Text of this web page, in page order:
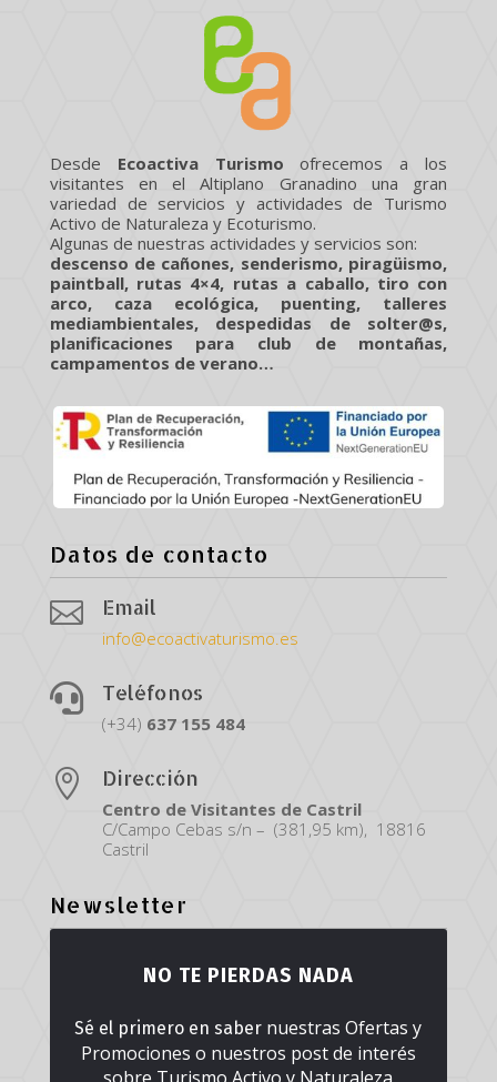
Desde Ecoactiva Turismo
ofrecemos a los
visitantes en el Altiplano Granadino una gran
variedad de servicios y actividades de Turismo
Activo de Naturaleza y Ecoturismo.
Algunas de nuestras actividades y servicios son:
descenso de cañones, senderismo, piragüismo,
paintball, rutas 4×4, rutas a caballo, tiro con
arco, caza ecológica, puenting, talleres
mediambientales, despedidas de solter@s,
planificaciones para club de montañas,
campamentos de verano…
Datos de contacto
 Email
info@ecoactivaturismo.es
 Teléfonos
(+34) 637 155 484
 Dirección
Centro de Visitantes de Castril
C/Campo Cebas s/n – (381,95 km), 18816
Castril
Newsletter
NO TE PIERDAS NADA
Sé el primero en saber nuestras Ofertas y
Promociones o nuestros post de interés
sobre Turismo Activo y Naturaleza